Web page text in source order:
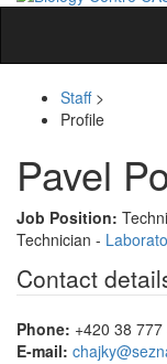
Staff>
Profile
Pavel
Job Position:
Technician -
Contact
Phone: +420 38
E-mail: